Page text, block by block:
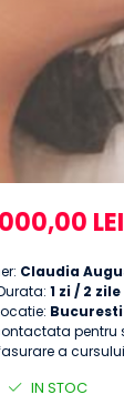
LEI
Claudia
1 zi / 2 zile
Bucuresti
a cursului
IN STOC